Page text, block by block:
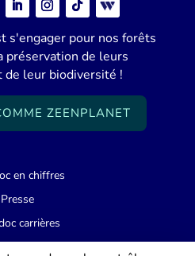
s'engager pour nos forêts
préservation de leurs
de leur biodiversité !
ZEENPLANET
en chiffres
Presse
carrières